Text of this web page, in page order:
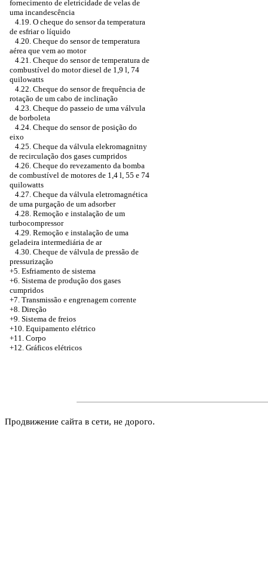
fornecimento de eletricidade de velas de
uma incandescência
4.19. O cheque do sensor da temperatura
de esfriar o líquido
4.20. Cheque do sensor de temperatura
aérea que vem ao motor
4.21. Cheque do sensor de temperatura de
combustível do motor diesel de 1,9 l, 74
quilowatts
4.22. Cheque do sensor de frequência de
rotação de um cabo de inclinação
4.23. Cheque do passeio de uma válvula
de borboleta
4.24. Cheque do sensor de posição do
eixo
4.25. Cheque da válvula elekromagnitny
de recirculação dos gases cumpridos
4.26. Cheque do revezamento da bomba
de combustível de motores de 1,4 l, 55 e 74
quilowatts
4.27. Cheque da válvula eletromagnética
de uma purgação de um adsorber
4.28. Remoção e instalação de um
turbocompressor
4.29. Remoção e instalação de uma
geladeira intermediária de ar
4.30. Cheque de válvula de pressão de
pressurização
+5. Esfriamento de sistema
+6. Sistema de produção dos gases
cumpridos
+7. Transmissão e engrenagem corrente
+8. Direção
+9. Sistema de freios
+10. Equipamento elétrico
+11. Corpo
+12. Gráficos elétricos
Продвижение сайта в сети, не дорого.